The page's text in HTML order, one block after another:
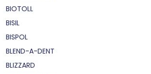
BIOTOLL
BISIL
BISPOL
BLEND-A-DENT
BLIZZARD